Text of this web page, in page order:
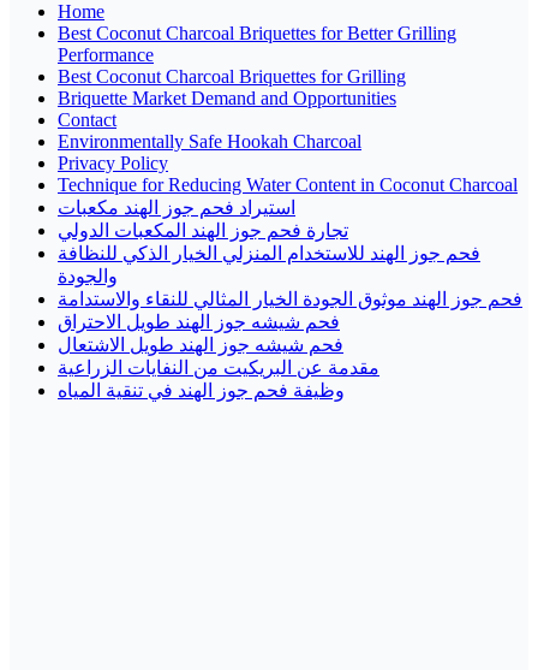
Home
Best Coconut Charcoal Briquettes for Better Grilling
Performance
Best Coconut Charcoal Briquettes for Grilling
Briquette Market Demand and Opportunities
Contact
Environmentally Safe Hookah Charcoal
Privacy Policy
Technique for Reducing Water Content in Coconut Charcoal
استيراد فحم جوز الهند مكعبات
تجارة فحم جوز الهند المكعبات الدولي
فحم جوز الهند للاستخدام المنزلي الخيار الذكي للنظافة
والجودة
فحم جوز الهند موثوق الجودة الخيار المثالي للنقاء والاستدامة
فحم شيشه جوز الهند طويل الاحتراق
فحم شيشه جوز الهند طويل الاشتعال
مقدمة عن البريكيت من النفايات الزراعية
وظيفة فحم جوز الهند في تنقية المياه